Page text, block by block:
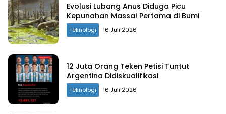
Evolusi Lubang Anus Diduga Picu
Kepunahan Massal Pertama di Bumi
Teknologi 16 Juli 2026
12 Juta Orang Teken Petisi Tuntut
Argentina Didiskualifikasi
Teknologi 16 Juli 2026